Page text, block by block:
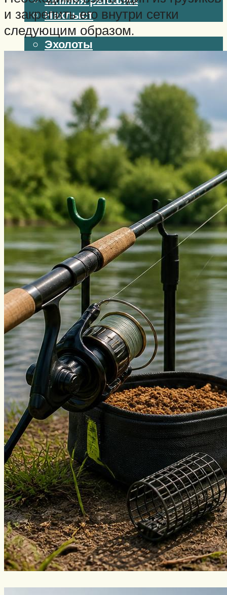
Нахлыст
Снаряжение
Эхолоты
Узлы
Разное
Меню
и закрепить его внутри сетки
следующим образом.